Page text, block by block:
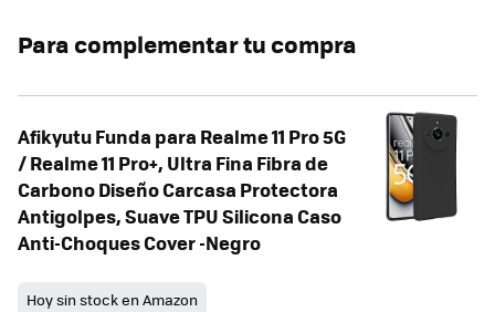
Para complementar tu compra
Afikyutu Funda para Realme 11 Pro 5G
/ Realme 11 Pro+, Ultra Fina Fibra de
Carbono Diseño Carcasa Protectora
Antigolpes, Suave TPU Silicona Caso
Anti-Choques Cover -Negro
Hoy sin stock en Amazon